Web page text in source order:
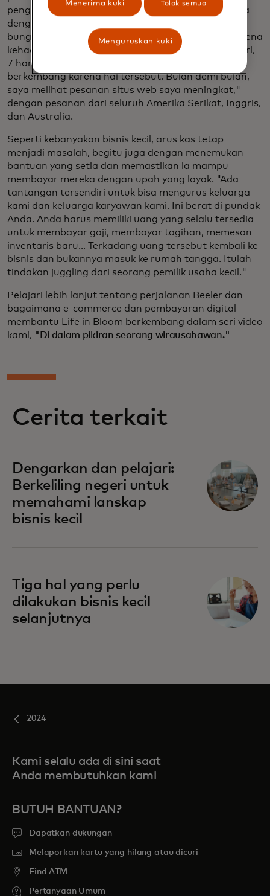
pengiriman perlengkapan sekolah, dan dia bermitra
dengan bisnis lokal lainnya untuk acara bertema
bunga - bisnisnya berkembang pesat terutama karena
kehadiran digitalnya. "Tempat ini buka 24 jam sehari,
7 hari seminggu," katanya. "Bisnis saya semakin
berkembang karena hal tersebut. Bulan demi bulan,
saya melihat pesanan situs web saya meningkat,"
dengan pesanan dari seluruh Amerika Serikat, Inggris,
dan Australia.
Seperti kebanyakan bisnis kecil, arus kas tetap
menjadi masalah, begitu juga dengan menemukan
bantuan yang setia dan memastikan ia mampu
membayar mereka dengan upah yang layak. "Ada
tantangan tersendiri untuk bisa mengurus keluarga
kami dan keluarga karyawan kami. Ini berat di pundak
Anda. Anda harus memiliki uang yang selalu tersedia
untuk membayar gaji, membayar tagihan, memesan
inventaris baru... Terkadang uang tersebut kembali ke
bisnis dan bukannya masuk ke rumah tangga. Itulah
tindakan juggling dari seorang pemilik usaha kecil."
Pelajari lebih lanjut tentang perjalanan Beeler dan
bagaimana e-commerce dan pembayaran digital
membantu Life in Bloom berkembang dalam seri video
kami, "Di dalam pikiran seorang wirausahawan."
Cerita terkait
Dengarkan dan pelajari:
Berkeliling negeri untuk
memahami lanskap
bisnis kecil
Tiga hal yang perlu
dilakukan bisnis kecil
selanjutnya
2024
Kami selalu ada di sini saat
Anda membutuhkan kami
BUTUH BANTUAN?
Dapatkan dukungan
Melaporkan kartu yang hilang atau dicuri
Find ATM
Pertanyaan Umum
Menerima kuki Tolak semua
Menguruskan kuki